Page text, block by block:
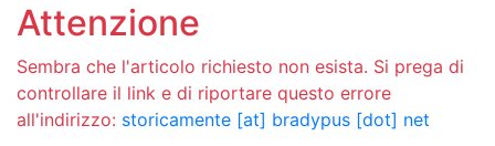
Attenzione
Sembra che l'articolo richiesto non esista. Si prega di
controllare il link e di riportare questo errore
all'indirizzo: storicamente [at] bradypus [dot] net